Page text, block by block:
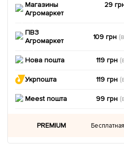
Магазины
Агромаркет
29
ПВЗ
Агромаркет
109 грн
Нова пошта 119 грн
Укрпошта 119 грн
Meest пошта 99 грн
PREMIUM